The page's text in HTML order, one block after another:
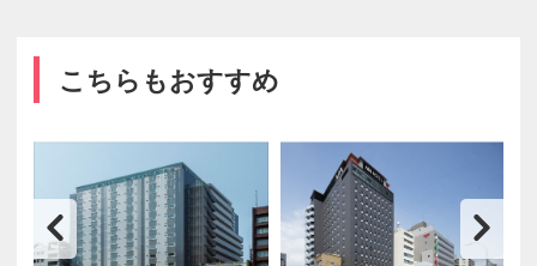
こちらもおすすめ